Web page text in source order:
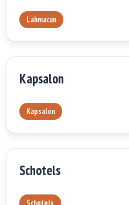
Lahmacun
Kapsalon
Kapsalon
Schotels
Schotels